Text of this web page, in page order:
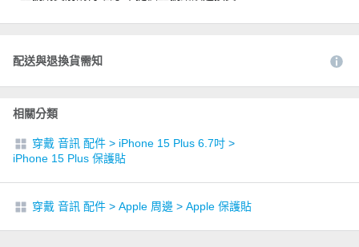
配送與退換貨需知
相關分類
穿戴 音訊 配件 > iPhone 15 Plus 6.7吋 >
iPhone 15 Plus 保護貼
穿戴 音訊 配件 > Apple 周邊 > Apple 保護貼